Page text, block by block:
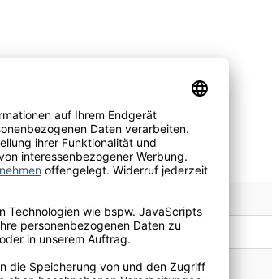
einem Wildragout.